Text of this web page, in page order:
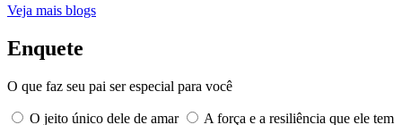
Veja mais blogs
Enquete
O que faz seu pai ser especial para você
O jeito único dele de amar
A força e a resiliência que ele tem